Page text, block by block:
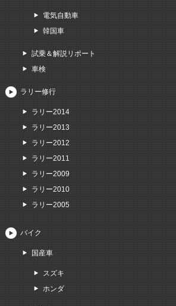
電気自動車
韓国車
試乗＆解説リポート
車検
ラリー修行
ラリー2014
ラリー2013
ラリー2012
ラリー2011
ラリー2009
ラリー2010
ラリー2005
バイク
国産車
スズキ
ホンダ